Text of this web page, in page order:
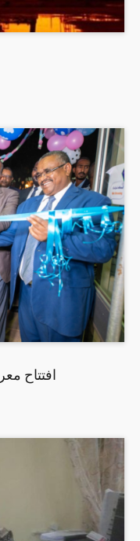
افتتاح